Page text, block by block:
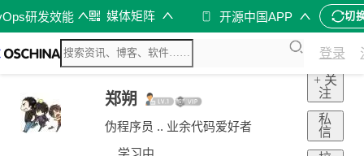
研发效能 媒体矩阵 开源中国APP 切
登录
郑朔
伪程序员 .. 业余代码爱好者
... 学习中..
+ 关
注
私
信